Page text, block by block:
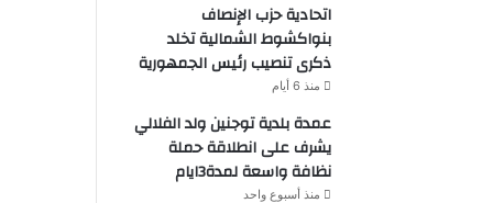
اتحادية حزب الإنصاف
بنواكشوط الشمالية تخلد
ذكرى تنصيب رئيس الجمهورية
منذ 6 أيام
عمدة بلدية توجنين ولد الفلالي
يشرف على انطلاقة حملة
نظافة واسعة لمدة3ايام
منذ أسبوع واحد